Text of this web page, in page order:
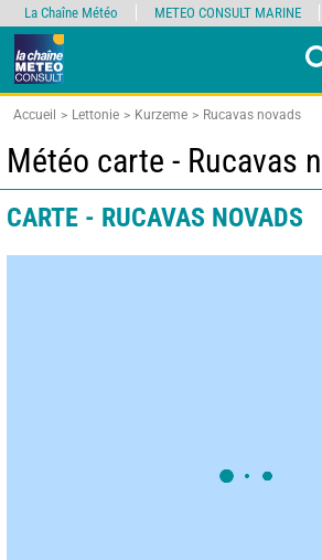
Accueil Lettonie Kurzeme Rucavas novads
Météo carte - Rucavas
CARTE - RUCAVAS NOVADS
La Chaîne Météo METEO CONSULT MARINE